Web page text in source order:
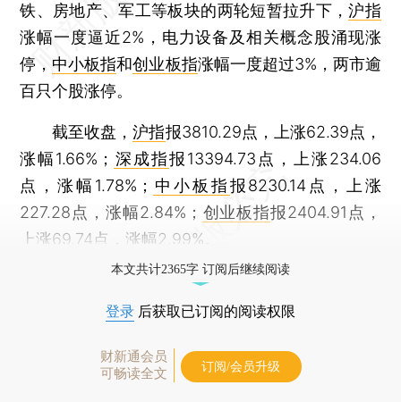
铁、房地产、军工等板块的两轮短暂拉升下，沪指
涨幅一度逼近2%，电力设备及相关概念股涌现涨
停， 中小板指和创业板指涨幅一度超过3%，两市逾
百只个股涨停。
截至收盘，沪指报3810.29点，上涨62.39点，
涨幅1.66%； 深成指报13394.73点，上涨234.06
点，涨幅1.78%； 中小板指报8230.14点，上涨
227.28点，涨幅2.84%； 创业板指报2404.91点，
上涨69.74点，涨幅2.99%。
本文共计2365字 订阅后继续阅读
登录 后获取已订阅的阅读权限
财新通会员
可畅读全文
订阅/会员升级